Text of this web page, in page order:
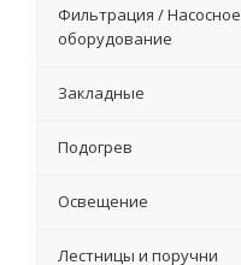
Фильтрация / Насосное
оборудование
Закладные
Подогрев
Освещение
Лестницы и поручни